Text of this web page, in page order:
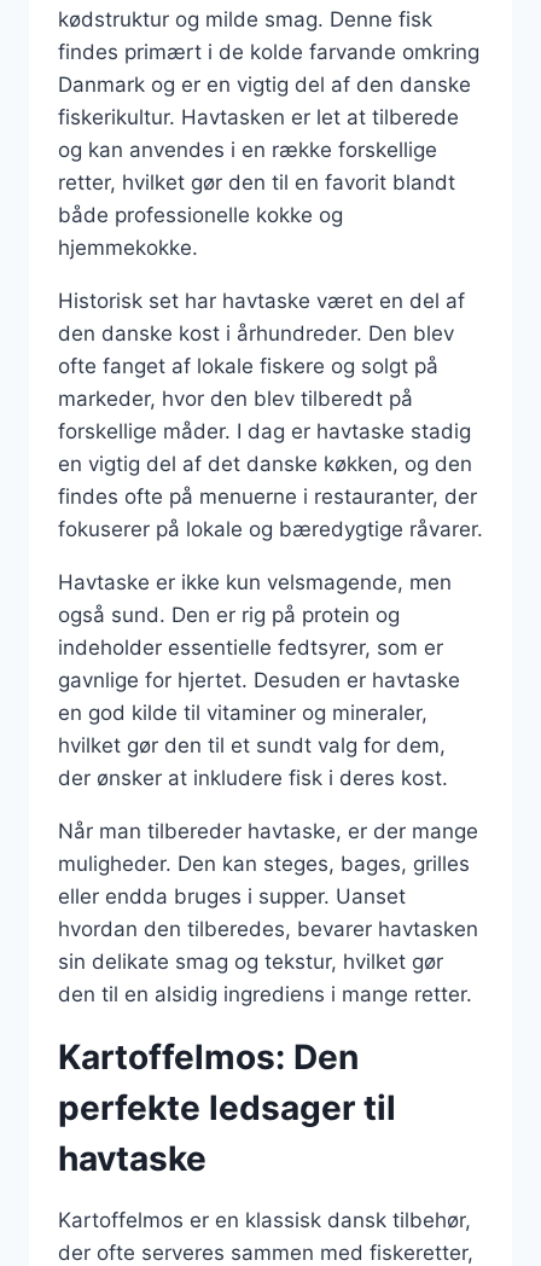
kødstruktur og milde smag. Denne fisk
findes primært i de kolde farvande omkring
Danmark og er en vigtig del af den danske
fiskerikultur. Havtasken er let at tilberede
og kan anvendes i en række forskellige
retter, hvilket gør den til en favorit blandt
både professionelle kokke og
hjemmekokke.
Historisk set har havtaske været en del af
den danske kost i århundreder. Den blev
ofte fanget af lokale fiskere og solgt på
markeder, hvor den blev tilberedt på
forskellige måder. I dag er havtaske stadig
en vigtig del af det danske køkken, og den
findes ofte på menuerne i restauranter, der
fokuserer på lokale og bæredygtige råvarer.
Havtaske er ikke kun velsmagende, men
også sund. Den er rig på protein og
indeholder essentielle fedtsyrer, som er
gavnlige for hjertet. Desuden er havtaske
en god kilde til vitaminer og mineraler,
hvilket gør den til et sundt valg for dem,
der ønsker at inkludere fisk i deres kost.
Når man tilbereder havtaske, er der mange
muligheder. Den kan steges, bages, grilles
eller endda bruges i supper. Uanset
hvordan den tilberedes, bevarer havtasken
sin delikate smag og tekstur, hvilket gør
den til en alsidig ingrediens i mange retter.
Kartoffelmos: Den
perfekte ledsager til
havtaske
Kartoffelmos er en klassisk dansk tilbehør,
der ofte serveres sammen med fiskeretter,